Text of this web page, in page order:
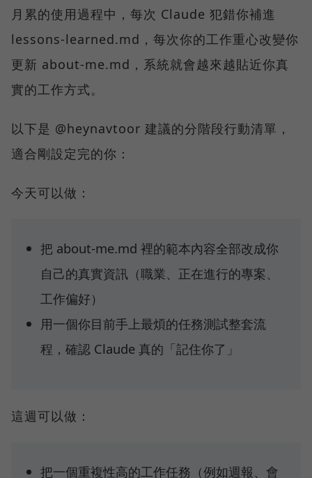
月累的使用過程中，每次 Claude 犯錯你補進
lessons-learned.md，每次你的工作重心改變你
更新 about-me.md，系統就會越來越貼近你真
實的工作方式。
以下是 @heynavtoor 建議的分階段行動清單，
適合剛設定完的你：
今天可以做：
把 about-me.md 裡的範本內容全部改成你
自己的真實資訊（職業、正在進行的專案、
工作偏好）
用一個你目前手上最煩的任務測試整套流
程，確認 Claude 真的「記住你了」
這週可以做：
把一個重複性高的工作任務（例如週報、會